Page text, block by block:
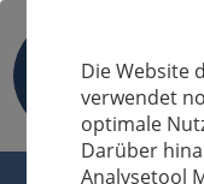
Die Website
verwendet
optimale
Darüber
Analysetool